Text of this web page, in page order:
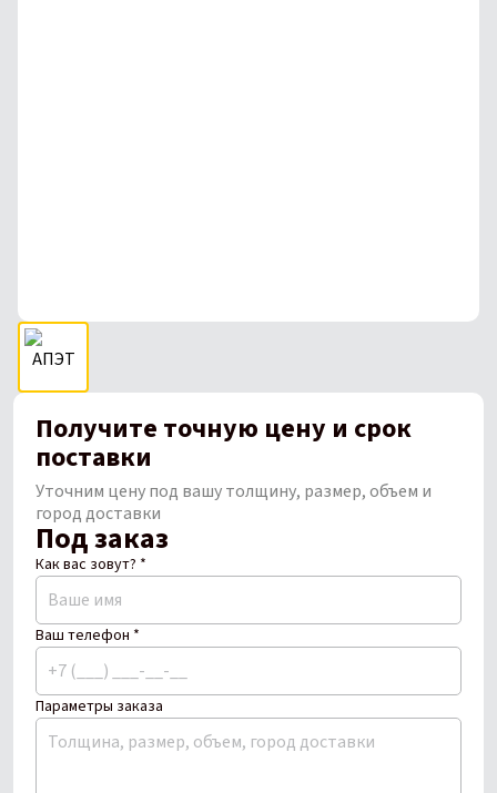
Получите точную цену и срок
поставки
Уточним цену под вашу толщину, размер, объем и
город доставки
Под заказ
Как вас зовут? *
Ваш телефон *
Параметры заказа